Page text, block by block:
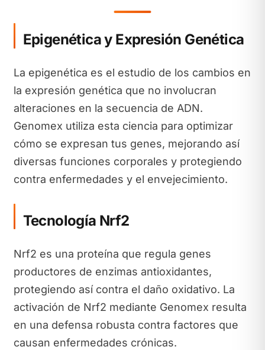
Epigenética y Expresión Genética
La epigenética es el estudio de los cambios en
la expresión genética que no involucran
alteraciones en la secuencia de ADN.
Genomex utiliza esta ciencia para optimizar
cómo se expresan tus genes, mejorando así
diversas funciones corporales y protegiendo
contra enfermedades y el envejecimiento.
Tecnología Nrf2
Nrf2 es una proteína que regula genes
productores de enzimas antioxidantes,
protegiendo así contra el daño oxidativo. La
activación de Nrf2 mediante Genomex resulta
en una defensa robusta contra factores que
causan enfermedades crónicas.